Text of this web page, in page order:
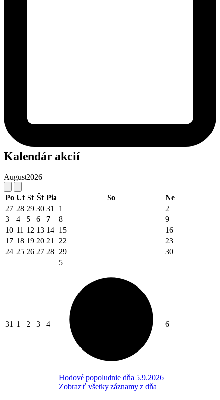
Kalendár akcií
August2026
Po Ut St Št Pia So
Ne
27 28 29 30 31 1
2
3
4 5 6 7 8
9
10 11 12 13 14 15
16
17 18 19 20 21 22
23
24 25 26 27 28 29 30
31 1 2 3 4
5
Hodové popoludnie dňa 5.9.2026
Zobraziť všetky záznamy z dňa
6